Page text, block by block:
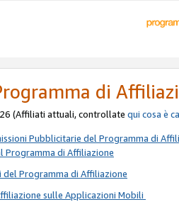
di
(Affiliati attuali, controllate qui cosa è
Pubblicitarie del Programma di
Programma di Affiliazione
Programma di Affiliazione
sulle Applicazioni Mobili